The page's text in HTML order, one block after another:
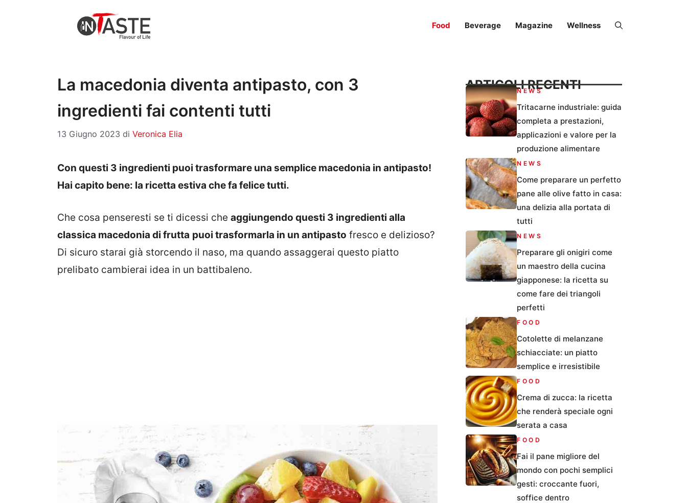
Food Beverage Magazine Wellness
La macedonia diventa antipasto, con 3
ingredienti fai contenti tutti
13 Giugno 2023 di Veronica Elia
Con questi 3 ingredienti puoi trasformare una semplice macedonia in antipasto!
Hai capito bene: la ricetta estiva che fa felice tutti.
Che cosa penseresti se ti dicessi che aggiungendo questi 3 ingredienti alla
classica macedonia di frutta puoi trasformarla in un antipasto fresco e delizioso?
Di sicuro starai già storcendo il naso, ma quando assaggerai questo piatto
prelibato cambierai idea in un battibaleno.
ARTICOLI RECENTI
NEWS
Tritacarne industriale: guida
completa a prestazioni,
applicazioni e valore per la
produzione alimentare
NEWS
Come preparare un perfetto
pane alle olive fatto in casa:
una delizia alla portata di
tutti
NEWS
Preparare gli onigiri come
un maestro della cucina
giapponese: la ricetta su
come fare dei triangoli
perfetti
FOOD
Cotolette di melanzane
schiacciate: un piatto
semplice e irresistibile
FOOD
Crema di zucca: la ricetta
che renderà speciale ogni
serata a casa
FOOD
Fai il pane migliore del
mondo con pochi semplici
gesti: croccante fuori,
soffice dentro